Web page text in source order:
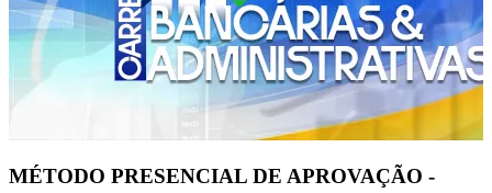
MÉTODO PRESENCIAL DE APROVAÇÃO -